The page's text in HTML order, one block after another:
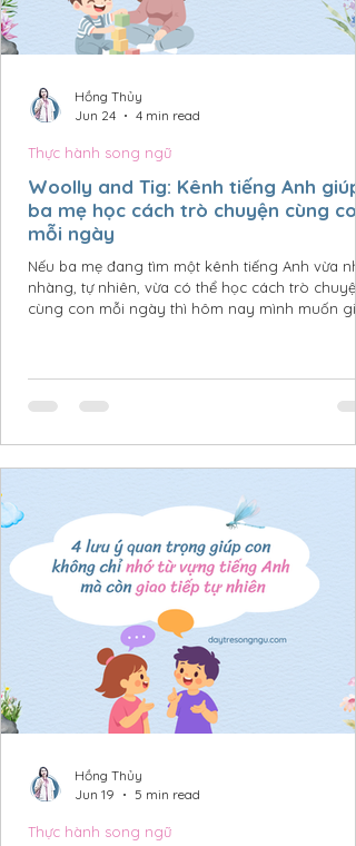
Woolly and Tig: Kênh tiếng Anh giúp
ba mẹ học cách trò chuyện cùng con
mỗi ngày
Nếu ba mẹ đang tìm một kênh tiếng Anh vừa
nhàng, tự nhiên, vừa có thể học cách trò chuyện
cùng con mỗi ngày thì hôm nay mình muốn
đạt cảm xúc và xử lý những tình huống quen
Thực hành song ngữ
Hồng Thủy
Jun 24
4 min read
Thực hành song ngữ
Hồng Thủy
Jun 19
5 min read